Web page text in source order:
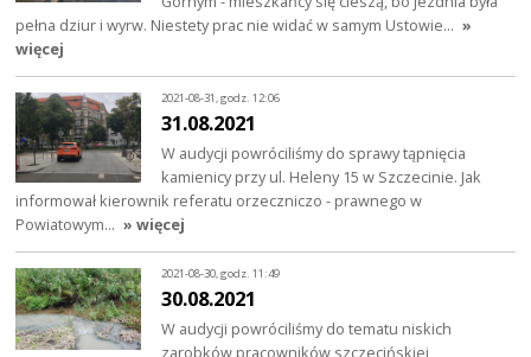
pełna dziur i wyrw. Niestety prac nie widać w samym Ustowie… »
więcej
2021-08-31, godz. 12:06
31.08.2021
W audycji powróciliśmy do sprawy tąpnięcia
kamienicy przy ul. Heleny 15 w Szczecinie. Jak
informował kierownik referatu orzeczniczo - prawnego w
Powiatowym… » więcej
2021-08-30, godz. 11:49
30.08.2021
W audycji powróciliśmy do tematu niskich
zarobków pracowników szczecińskiej